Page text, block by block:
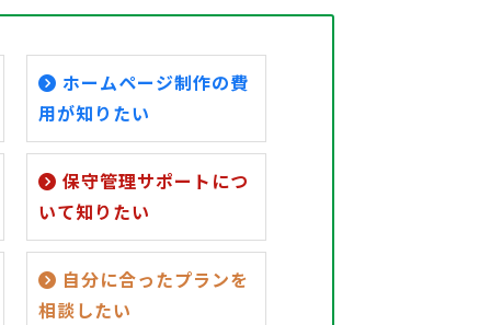
ホームページ制作の費
用が知りたい
保守管理サポートにつ
いて知りたい
自分に合ったプランを
相談したい